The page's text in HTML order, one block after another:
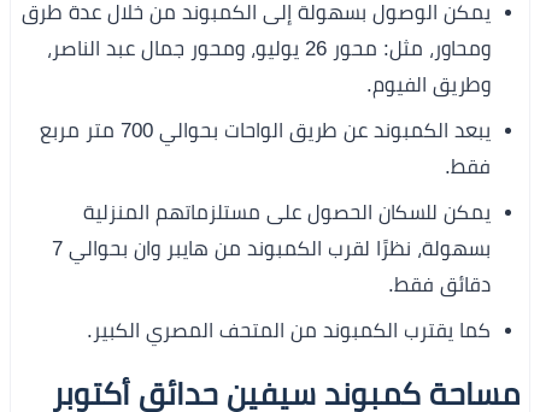
يمكن الوصول بسهولة إلى الكمبوند من خلال عدة طرق
ومحاور، مثل: محور 26 يوليو، ومحور جمال عبد الناصر،
وطريق الفيوم.
يبعد الكمبوند عن طريق الواحات بحوالي 700 متر مربع
فقط.
يمكن للسكان الحصول على مستلزماتهم المنزلية
بسهولة، نظرًا لقرب الكمبوند من هايبر وان بحوالي 7
دقائق فقط.
كما يقترب الكمبوند من المتحف المصري الكبير.
مساحة كمبوند سيفين حدائق أكتوبر